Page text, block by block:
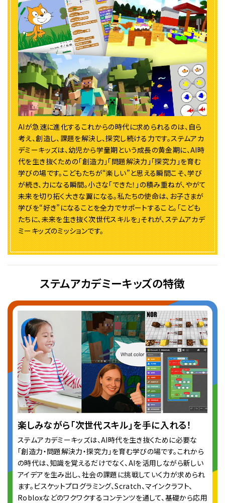
AIが急速に進化するこれからの時代に求められるのは、自ら
考え、創造し、課題を解決し、探究し続ける力です。ステムアカ
デミーキッズは、幼児から学童期という成長の黄金期に、AI時
代を生き抜くための「創造力」「問題解決力」「探究力」を育む
学びの場です。こどもたちが“楽しい”と思える瞬間こそ、学び
が続き、力になる瞬間。小さな「できた！」の積み重ねが、やがて
未来を切り拓く大きな翼になる。私たちの使命は、お子さまが
学びを“好き”になることを全力でサポートすること。「こども
たちに、未来を生き抜く次世代スキルを」それが、ステムアカデ
ミーキッズのミッションです。
ステムアカデミーキッズの特徴
楽しみながら「次世代スキル」を手に入れる！
ステムアカデミーキッズは、AI時代を生き抜くために必要な
「創造力・問題解決力・探究力」を育む学びの場です。これから
の時代は、知識を覚えるだけでなく、AIを活用しながら新しい
アイデアを生み出し、社会の課題に挑戦していく力が求められ
ます。ビスケットプログラミング、Scratch、マインクラフト、
Robloxなどのワクワクするコンテンツを通して、基礎から応用